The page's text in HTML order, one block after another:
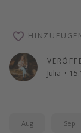
Julia ·
Aug Sep